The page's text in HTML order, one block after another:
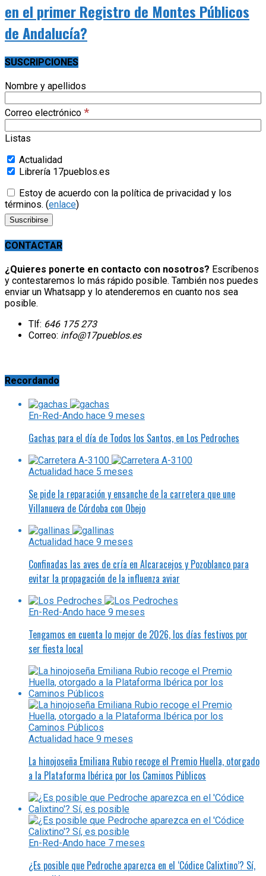
en el primer Registro de Montes Públicos
de Andalucía?
SUSCRIPCIONES
Nombre y apellidos
Correo electrónico *
Listas
Actualidad
Librería 17pueblos.es
Estoy de acuerdo con la política de privacidad y los
términos. (enlace)
CONTACTAR
¿Quieres ponerte en contacto con nosotros? Escríbenos
y contestaremos lo más rápido posible. También nos puedes
enviar un Whatsapp y lo atenderemos en cuanto nos sea
posible.
Tlf: 646 175 273
Correo: info@17pueblos.es
Recordando
En-Red-Ando hace 9 meses
Gachas para el día de Todos los Santos, en Los Pedroches
Actualidad hace 5 meses
Se pide la reparación y ensanche de la carretera que une
Villanueva de Córdoba con Obejo
Actualidad hace 9 meses
Confinadas las aves de cría en Alcaracejos y Pozoblanco para
evitar la propagación de la influenza aviar
En-Red-Ando hace 9 meses
Tengamos en cuenta lo mejor de 2026, los días festivos por
ser fiesta local
Actualidad hace 9 meses
La hinojoseña Emiliana Rubio recoge el Premio Huella, otorgado
a la Plataforma Ibérica por los Caminos Públicos
En-Red-Ando hace 7 meses
¿Es posible que Pedroche aparezca en el ‘Códice Calixtino’? Sí,